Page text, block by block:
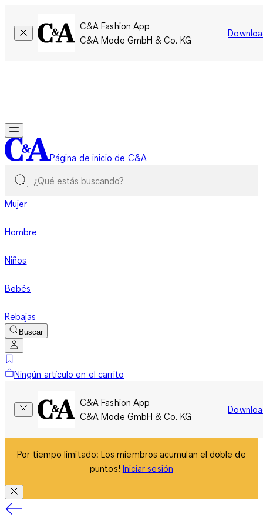
C&A Fashion App
C&A Mode GmbH & Co. KG
Página de inicio de C&A
Mujer
Hombre
Niños
Bebés
Rebajas
Buscar
Ningún artículo en el carrito
C&A Fashion App
C&A Mode GmbH & Co. KG
Por tiempo limitado: Los miembros acumulan el doble de
puntos! Iniciar sesión